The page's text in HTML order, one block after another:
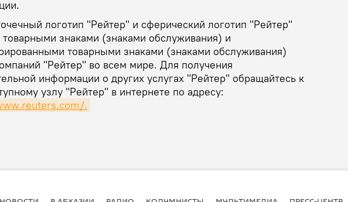
логотип "Рейтер" и сферический логотип "Рейтер"
товарными знаками (знаками обслуживания) и
товарными знаками (знаками обслуживания)
"Рейтер" во всем мире. Для получения
информации о других услугах "Рейтер" обращайтесь к
узлу "Рейтер" в интернете по адресу:
.